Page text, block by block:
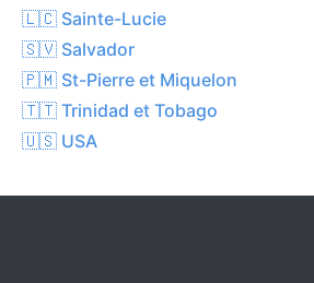
🇱🇨 Sainte-Lucie
🇸🇻 Salvador
🇵🇲 St-Pierre et Miquelon
🇹🇹 Trinidad et Tobago
🇺🇸 USA